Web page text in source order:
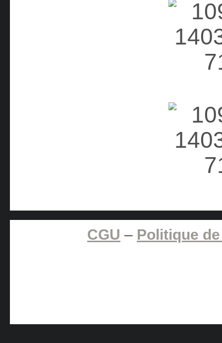
CGU – Politique